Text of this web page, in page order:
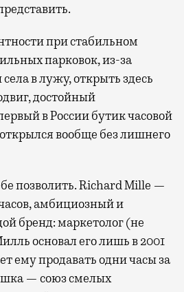
при стабильном
парковок, из-за
в лужу, открыть здесь
достойный
в России бутик часовой
вообще без лишнего
позволить. Richard Mille —
амбициозный и
бренд: маркетолог (не
основал его лишь в 2001
ему продавать одни часы за
— союз смелых